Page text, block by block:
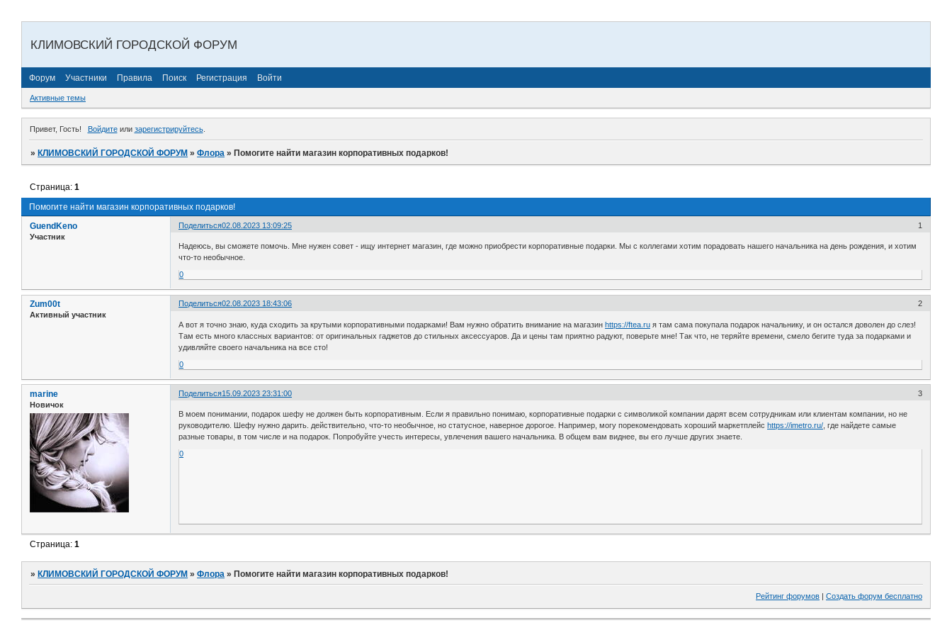
КЛИМОВСКИЙ ГОРОДСКОЙ ФОРУМ
Форум Участники Правила Поиск Регистрация Войти
Активные темы
Привет, Гость! Войдитеили зарегистрируйтесь.
»КЛИМОВСКИЙ ГОРОДСКОЙ ФОРУМ »Флора »Помогите найти магазин корпоративных подарков!
Помогите найти магазин корпоративных подарков!
Страница:1
Поделиться 1
02.08.2023 13:09:25
GuendKeno
Участник
Надеюсь, вы сможете помочь. Мне нужен совет - ищу интернет магазин, где можно приобрести корпоративные подарки. Мы с коллегами хотим порадовать нашего начальника на день рождения, и хотим
что-то необычное.
0
Поделиться 2
02.08.2023 18:43:06
Zum00t
Активный участник
А вот я точно знаю, куда сходить за крутыми корпоративными подарками! Вам нужно обратить внимание на магазинhttps://ftea.ru я там сама покупала подарок начальнику, и он остался доволен до слез!
Там есть много классных вариантов: от оригинальных гаджетов до стильных аксессуаров. Да и цены там приятно радуют, поверьте мне! Так что, не теряйте времени, смело бегите туда за подарками и
удивляйте своего начальника на все сто!
0
Поделиться 3
15.09.2023 23:31:00
marine
Новичок
В моем понимании, подарок шефу не должен быть корпоративным. Если я правильно понимаю, корпоративные подарки с символикой компании дарят всем сотрудникам или клиентам компании, но не
руководителю. Шефу нужно дарить. действительно, что-то необычное, но статусное, наверное дорогое. Например, могу порекомендовать хороший маркетплейсhttps://imetro.ru/ , где найдете самые
разные товары, в том числе и на подарок. Попробуйте учесть интересы, увлечения вашего начальника. В общем вам виднее, вы его лучше других знаете.
0
Страница:1
»КЛИМОВСКИЙ ГОРОДСКОЙ ФОРУМ »Флора »Помогите найти магазин корпоративных подарков!
Рейтинг форумов | Создать форум бесплатно